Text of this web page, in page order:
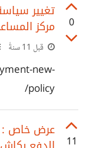
0
تغيير
مركز
قبل 11 سنةً
new-
policy/
11